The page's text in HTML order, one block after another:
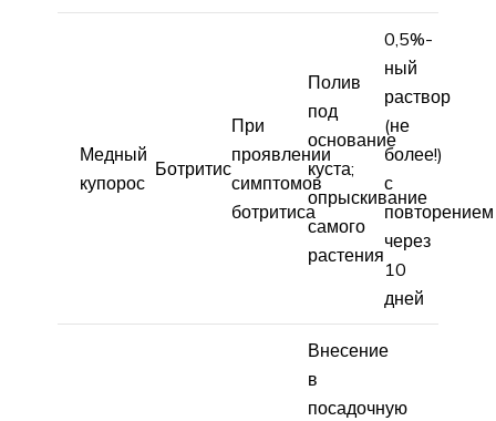
Медный
купорос
Ботритис
При
проявлении
симптомов
ботритиса
Полив
под
основание
куста;
опрыскивание
самого
растения
0,5%-
ный
раствор
(не
более!)
с
повторением
через
10
дней
Внесение
в
посадочную